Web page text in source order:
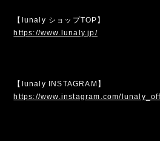
【lunaly ショップTOP】
https://www.lunaly.jp/
【lunaly INSTAGRAM】
https://www.instagram.com/